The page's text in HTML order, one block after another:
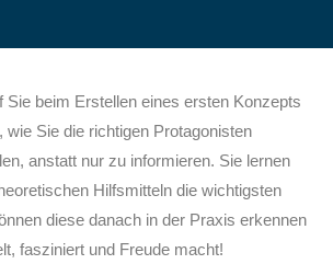
beim Erstellen eines ersten Konzepts
Sie die richtigen Protagonisten
anstatt nur zu informieren. Sie lernen
Hilfsmitteln die wichtigsten
diese danach in der Praxis erkennen
fasziniert und Freude macht!